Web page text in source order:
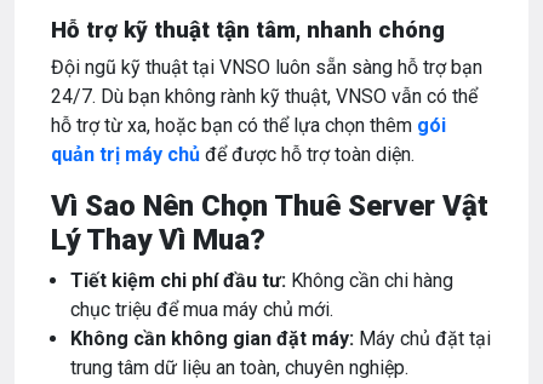
Hỗ trợ kỹ thuật tận tâm, nhanh chóng
Đội ngũ kỹ thuật tại VNSO luôn sẵn sàng hỗ trợ bạn
24/7. Dù bạn không rành kỹ thuật, VNSO vẫn có thể
hỗ trợ từ xa, hoặc bạn có thể lựa chọn thêm gói
quản trị máy chủ để được hỗ trợ toàn diện.
Vì Sao Nên Chọn Thuê Server Vật
Lý Thay Vì Mua?
Tiết kiệm chi phí đầu tư: Không cần chi hàng
chục triệu để mua máy chủ mới.
Không cần không gian đặt máy: Máy chủ đặt tại
trung tâm dữ liệu an toàn, chuyên nghiệp.